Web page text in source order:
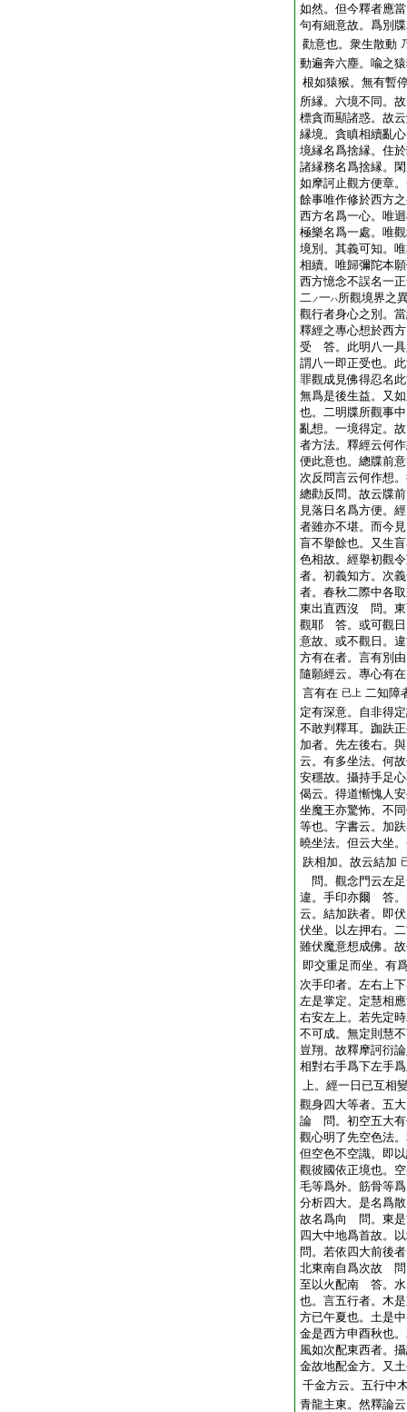
如然。但今釋者應
句有細意故。爲別
勸意也。衆生散動
動遍奔六塵。喩之
根如猿猴。無有暫
所縁。六境不同。
標貪而顯諸惑。故
縁境。貪瞋相續亂
境縁名爲捨縁。住
諸縁務名爲捨縁。
如摩訶止觀方便章
餘事唯作修於西方
西方名爲一心。唯
極樂名爲一處。唯
境別。其義可知。
相續。唯歸彌陀本
西方憶念不誤名一
二ノ一ハ所觀境界之
觀行者身心之別。
釋經之專心想於西
受 答。此明八一具
謂八一即正受也。
罪觀成見佛得忍名
無爲是後生益。又
也。二明牒所觀事
亂想。一境得定。
者方法。釋經云何
便此意也。總牒前
次反問言云何作想
總勸反問。故云牒
見落日名爲方便。
者雖亦不堪。而今
盲不擧餘也。又生
色相故。經擧初觀
者。初義知方。次
者。春秋二際中各
東出直西沒 問。東
觀耶 答。或可觀日
意故。或不觀日。
方有在者。言有別
隨願經云。專心有
言有在 已上 二知障
定有深意。自非得
不敢判釋耳。跏趺
加者。先左後右。
云。有多坐法。何
安穩故。攝持手足
偈云。得道慚愧人
坐魔王亦驚怖。不
等也。字書云。加
曉坐法。但云大坐
趺相加。故云結加
問。觀念門云左
違。手印亦爾 答。
云。結加趺者。即
伏坐。以左押右。
雖伏魔意想成佛。
即交重足而坐。有
次手印者。左右上
左是掌定。定慧相
右安左上。若先定
不可成。無定則慧
豈翔。故釋摩訶衍
相對右手爲下左手
上。經一日已互相
觀身四大等者。五
論 問。初空五大
觀心明了先空色法
但空色不空識。即
觀彼國依正境也。
毛等爲外。筋骨等
分析四大。是名爲
故名爲向 問。東
四大中地爲首故。
問。若依四大前後
北東南自爲次故 問
至以火配南 答。水
也。言五行者。木
方已午夏也。土是
金是西方申酉秋也
風如次配東西者。
金故地配金方。又
千金方云。五行中
青龍主東。然釋論